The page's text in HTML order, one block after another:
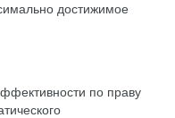
достижимое
по праву